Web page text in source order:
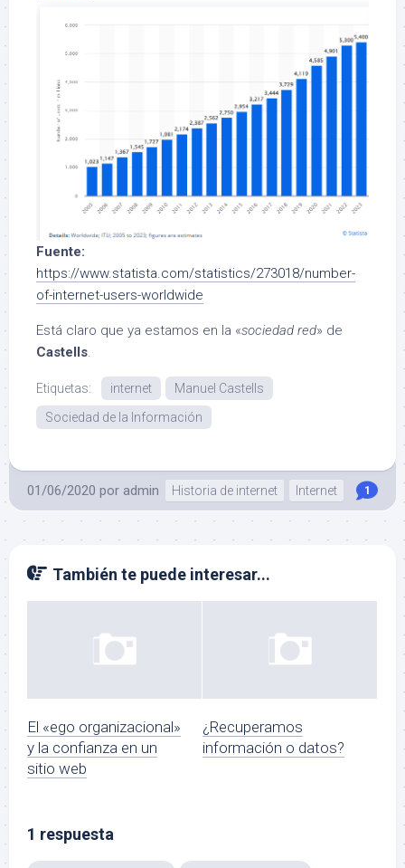
Fuente:
https://www.statista.com/statistics/273018/number-
of-internet-users-worldwide
Está claro que ya estamos en la «sociedad red» de
Castells
Etiquetas: internet
Manuel Castells
Sociedad de la Información
01/06/2020 por admin Historia de internet Internet 1
También te puede interesar...
El «ego organizacional»
y la confianza en un
sitio web
¿Recuperamos
información o datos?
1 respuesta